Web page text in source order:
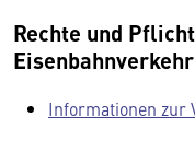
Rechte und
Eisenbahnverkehr
Informationen zur